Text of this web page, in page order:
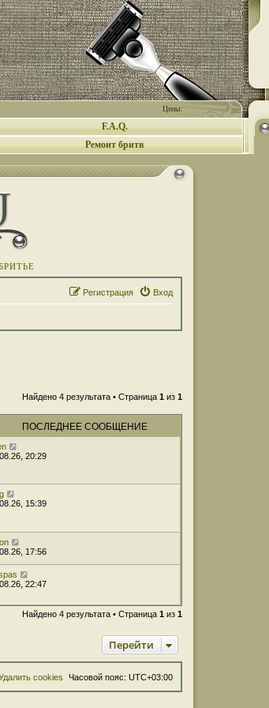
Цены:
F.A.Q.
Ремонт бритв
Вход
Регистрация
Найдено 4 результата • Страница 1 из 1
ПОСЛЕДНЕЕ СООБЩЕНИЕ
20:29
15:39
17:56
22:47
Найдено 4 результата • Страница 1 из 1
Перейти
Часовой пояс: UTC+03:00
cookies